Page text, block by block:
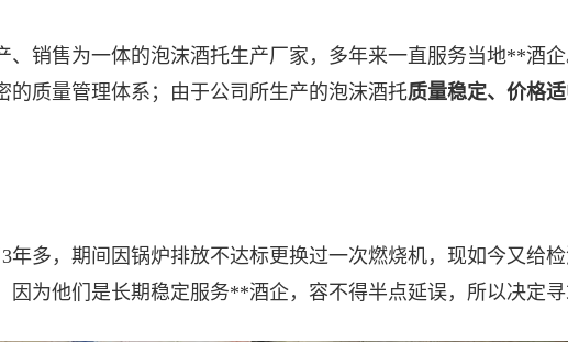
销售为一体的泡沫酒托生产厂家，多年来一直服务当地**酒
质量管理体系；由于公司所生产的泡沫酒托质量稳定、价格
多，期间因锅炉排放不达标更换过一次燃烧机，现如今又给
为他们是长期稳定服务**酒企，容不得半点延误，所以决定寻